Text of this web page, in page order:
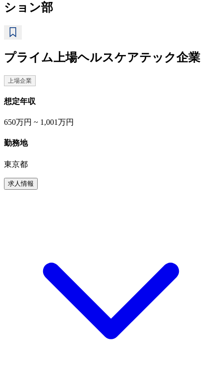
ション部
プライム上場ヘルスケアテック企業
上場企業
想定年収
650万円 ~ 1,001万円
勤務地
東京都
求人情報